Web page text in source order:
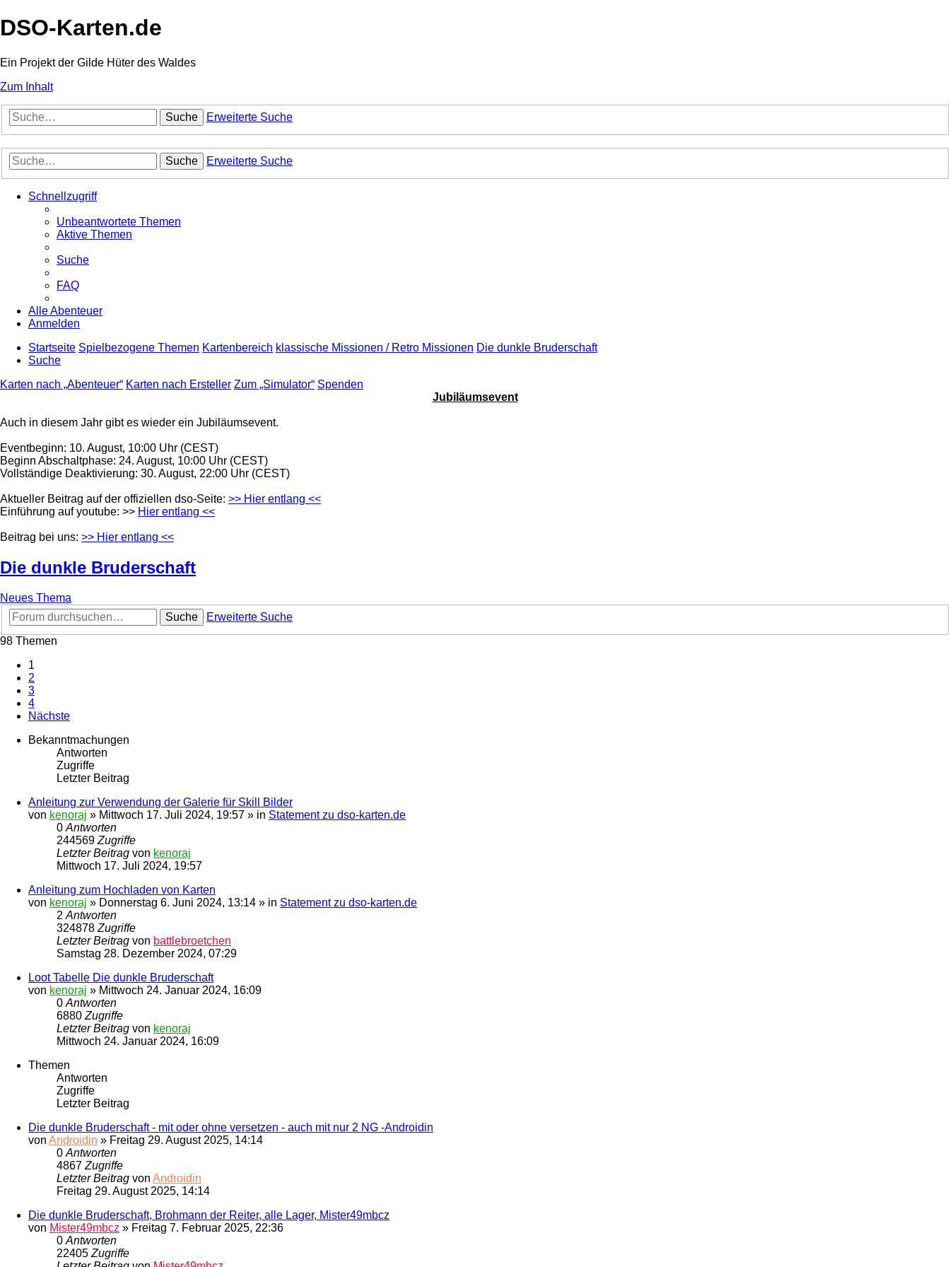
DSO-Karten.de
Ein Projekt der Gilde Hüter des Waldes
Zum Inhalt
Suche Erweiterte Suche
Suche Erweiterte Suche
Schnellzugriff
Unbeantwortete Themen
Aktive Themen
Suche
FAQ
Alle Abenteuer
Anmelden
Startseite Spielbezogene Themen Kartenbereich klassische Missionen / Retro Missionen Die dunkle Bruderschaft
Suche
Karten nach „Abenteuer“ Karten nach Ersteller Zum „Simulator“ Spenden
Jubiläumsevent
Auch in diesem Jahr gibt es wieder ein Jubiläumsevent.
Eventbeginn: 10. August, 10:00 Uhr (CEST)
Beginn Abschaltphase: 24. August, 10:00 Uhr (CEST)
Vollständige Deaktivierung: 30. August, 22:00 Uhr (CEST)
Aktueller Beitrag auf der offiziellen dso-Seite: >> Hier entlang <<
Einführung auf youtube: >> Hier entlang <<
Beitrag bei uns: >> Hier entlang <<
Die dunkle Bruderschaft
Neues Thema
Suche
Erweiterte Suche
98 Themen
1
2
3
4
Nächste
Bekanntmachungen
Antworten
Zugriffe
Letzter Beitrag
Anleitung zur Verwendung der Galerie für Skill Bilder
von kenoraj » Mittwoch 17. Juli 2024, 19:57 » in Statement zu dso-karten.de
0Antworten
244569Zugriffe
Letzter Beitrag von kenoraj
Mittwoch 17. Juli 2024, 19:57
Anleitung zum Hochladen von Karten
von kenoraj » Donnerstag 6. Juni 2024, 13:14 » in Statement zu dso-karten.de
2Antworten
324878Zugriffe
Letzter Beitrag von battlebroetchen
Samstag 28. Dezember 2024, 07:29
Loot Tabelle Die dunkle Bruderschaft
von kenoraj » Mittwoch 24. Januar 2024, 16:09
0Antworten
6880Zugriffe
Letzter Beitrag von kenoraj
Mittwoch 24. Januar 2024, 16:09
Themen
Antworten
Zugriffe
Letzter Beitrag
Die dunkle Bruderschaft - mit oder ohne versetzen - auch mit nur 2 NG -Androidin
von Androidin » Freitag 29. August 2025, 14:14
0Antworten
4867Zugriffe
Letzter Beitrag von Androidin
Freitag 29. August 2025, 14:14
Die dunkle Bruderschaft, Brohmann der Reiter, alle Lager, Mister49mbcz
von Mister49mbcz » Freitag 7. Februar 2025, 22:36
0Antworten
22405Zugriffe